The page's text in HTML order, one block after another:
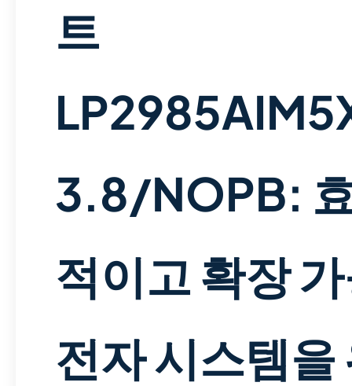
트
3.8/NOPB:
적이고 확장
전자 시스템을